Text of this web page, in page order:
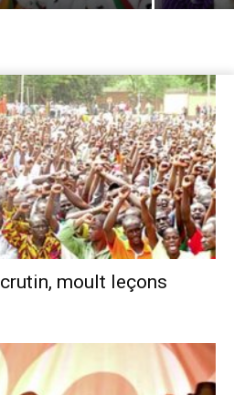
moult leçons